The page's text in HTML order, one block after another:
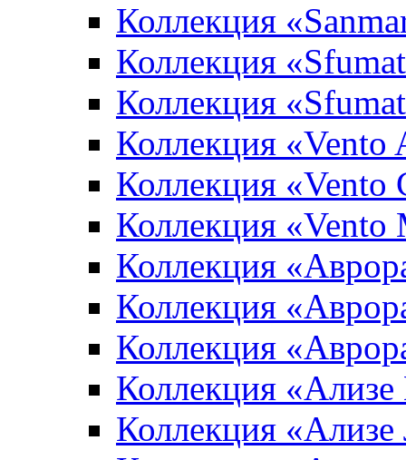
Коллекция
Коллекция
Коллекция
Коллекция «Vento
Коллекция «Vento
Коллекция «Vento
Коллекция
Коллекция
Коллекция
Коллекция
Коллекция